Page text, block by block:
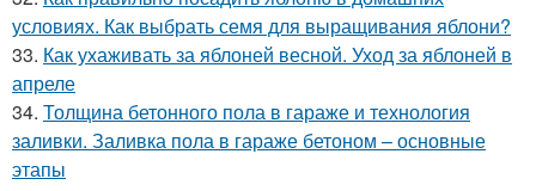
условиях. Как выбрать семя для выращивания яблони?
33. Как ухаживать за яблоней весной. Уход за яблоней в
апреле
34. Толщина бетонного пола в гараже и технология
заливки. Заливка пола в гараже бетоном – основные
этапы